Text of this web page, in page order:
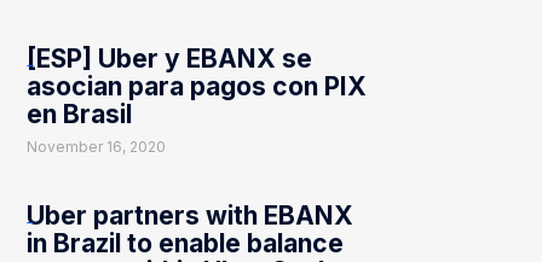
[ESP] Uber y EBANX se
asocian para pagos con PIX
en Brasil
November 16, 2020
Uber partners with EBANX
in Brazil to enable balance